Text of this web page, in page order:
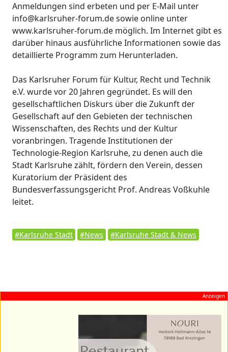
Anmeldungen sind erbeten und per E-Mail unter
info@karlsruher-forum.de sowie online unter
www.karlsruher-forum.de möglich. Im Internet gibt es
darüber hinaus ausführliche Informationen sowie das
detaillierte Programm zum Herunterladen.
Das Karlsruher Forum für Kultur, Recht und Technik
e.V. wurde vor 20 Jahren gegründet. Es will den
gesellschaftlichen Diskurs über die Zukunft der
Gesellschaft auf den Gebieten der technischen
Wissenschaften, des Rechts und der Kultur
voranbringen. Tragende Institutionen der
Technologie-Region Karlsruhe, zu denen auch die
Stadt Karlsruhe zählt, fördern den Verein, dessen
Kuratorium der Präsident des
Bundesverfassungsgericht Prof. Andreas Voßkuhle
leitet.
#Karlsruhe Stadt #News #Karlsruhe Stadt & News
Anzeigen